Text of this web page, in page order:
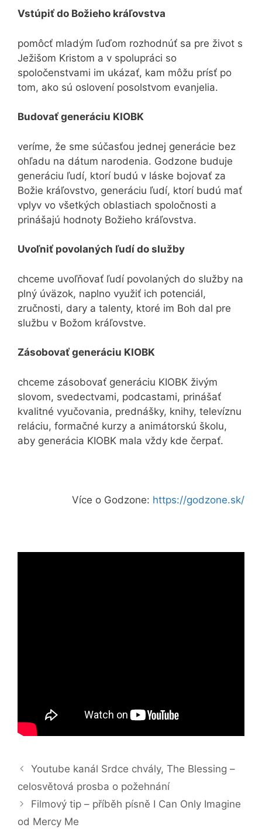
Vstúpiť do Božieho kráľovstva
pomôcť mladým ľuďom rozhodnúť sa pre život s
Ježišom Kristom a v spolupráci so
spoločenstvami im ukázať, kam môžu prísť po
tom, ako sú oslovení posolstvom evanjelia.
Budovať generáciu KIOBK
veríme, že sme súčasťou jednej generácie bez
ohľadu na dátum narodenia. Godzone buduje
generáciu ľudí, ktorí budú v láske bojovať za
Božie kráľovstvo, generáciu ľudí, ktorí budú mať
vplyv vo všetkých oblastiach spoločnosti a
prinášajú hodnoty Božieho kráľovstva.
Uvoľniť povolaných ľudí do služby
chceme uvoľňovať ľudí povolaných do služby na
plný úväzok, naplno využiť ich potenciál,
zručnosti, dary a talenty, ktoré im Boh dal pre
službu v Božom kráľovstve.
Zásobovať generáciu KIOBK
chceme zásobovať generáciu KIOBK živým
slovom, svedectvami, podcastami, prinášať
kvalitné vyučovania, prednášky, knihy, televíznu
reláciu, formačné kurzy a animátorskú školu,
aby generácia KIOBK mala vždy kde čerpať.
Více o Godzone: https://godzone.sk/
Youtube kanál Srdce chvály, The Blessing –
celosvětová prosba o požehnání
Filmový tip – příběh písně I Can Only Imagine
od Mercy Me